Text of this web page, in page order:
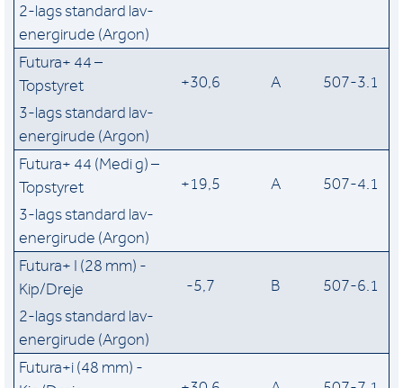
2-lags standard lav-
energirude (Argon)
Futura+ 44 –
Topstyret
+30,6 A
507-3.1
3-lags standard lav-
energirude (Argon)
Futura+ 44 (Medi g) –
Topstyret
+19,5 A
507-4.1
3-lags standard lav-
energirude (Argon)
Futura+ I (28 mm) -
Kip/Dreje
-5,7 B
507-6.1
2-lags standard lav-
energirude (Argon)
Futura+i (48 mm) -